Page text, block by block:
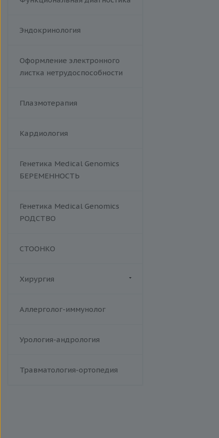
Эндокринология
Оформление электронного
листка нетрудоспособности
Плазмотерапия
Кардиология
Генетика Medical Genomics
БЕРЕМЕННОСТЬ
Генетика Medical Genomics
РОДСТВО
СТООНКО
Хирургия
Аллерголог-иммунолог
Урология-андрология
Травматология-ортопедия